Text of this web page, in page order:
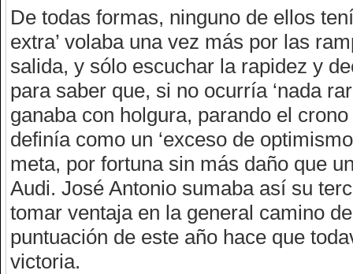
De todas formas, ninguno de ellos
extra’ volaba una vez más por las
salida, y sólo escuchar la rapidez y
para saber que, si no ocurría ‘nada
ganaba con holgura, parando el
definía como un ‘exceso de
meta, por fortuna sin más daño que
Audi. José Antonio sumaba así su
tomar ventaja en la general camino
puntuación de este año hace que
victoria.